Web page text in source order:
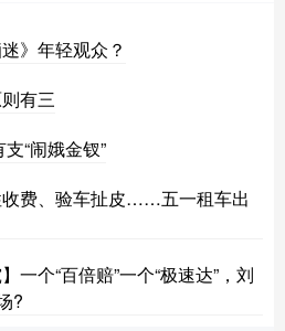
》年轻观众？
有三
“闹娥金钗”
费、验车扯皮……五一租车出
一个“百倍赔”一个“极速达”，刘
?